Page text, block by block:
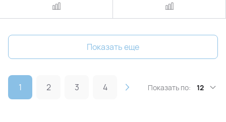
Показать еще
1 2 3 4 Показать по: 12